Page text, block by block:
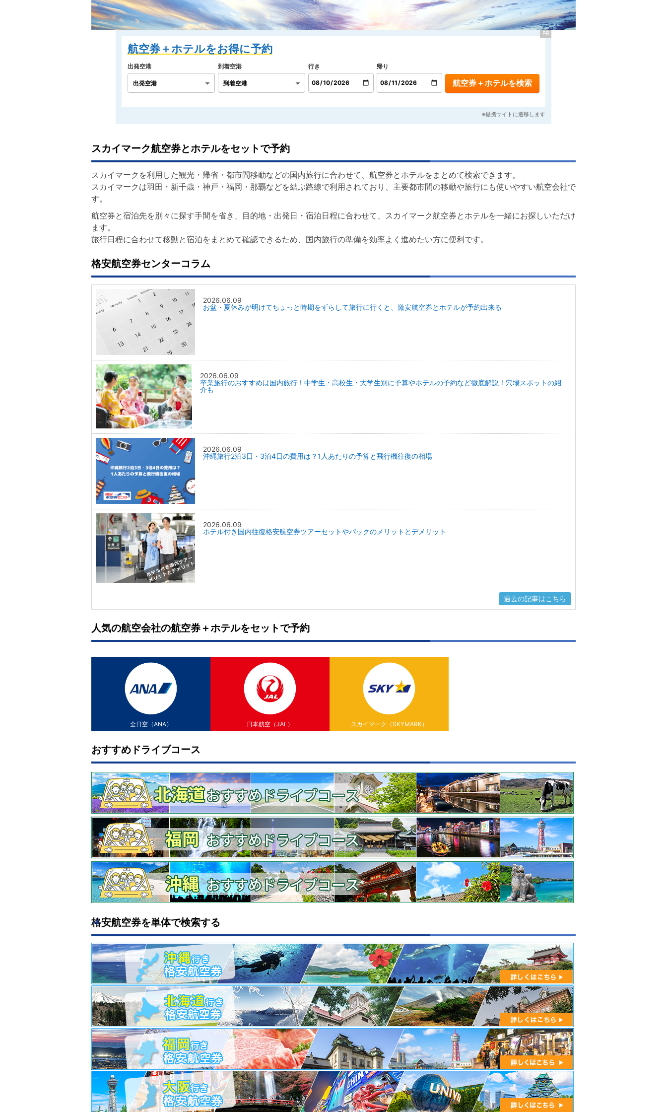
スカイマーク航空券とホテルをセットで予約
スカイマークを利用した観光・帰省・都市間移動などの国内旅行に合わせて、航空券とホテルをまとめて検索できます。
スカイマークは羽田・新千歳・神戸・福岡・那覇などを結ぶ路線で利用されており、主要都市間の移動や旅行にも使いやすい航空会社で
す。
航空券と宿泊先を別々に探す手間を省き、目的地・出発日・宿泊日程に合わせて、スカイマーク航空券とホテルを一緒にお探しいただけ
ます。
旅行日程に合わせて移動と宿泊をまとめて確認できるため、国内旅行の準備を効率よく進めたい方に便利です。
格安航空券センターコラム
2026.06.09
お盆・夏休みが明けてちょっと時期をずらして旅行に行くと、激安航空券とホテルが予約出来る
2026.06.09
卒業旅行のおすすめは国内旅行！中学生・高校生・大学生別に予算やホテルの予約など徹底解説！穴場スポットの紹
介も
2026.06.09
沖縄旅行2泊3日・3泊4日の費用は？1人あたりの予算と飛行機往復の相場
2026.06.09
ホテル付き国内往復格安航空券ツアーセットやパックのメリットとデメリット
過去の記事はこちら
人気の航空会社の航空券＋ホテルをセットで予約
全日空（ANA） 日本航空（JAL） スカイマーク（SKYMARK）
おすすめドライブコース
格安航空券を単体で検索する